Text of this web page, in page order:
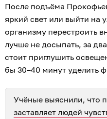
После подъёма
яркий свет или выйти на
организму перестроить
лучше не досыпать, за
стоит приглушить
бы 30–40 минут уделить
Учёные выяснили, что
заставляет людей